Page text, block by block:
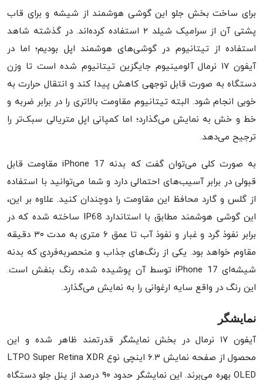
برای ساخت بخش جلو این گوشی هوشمند از شیشه و برای قاب
پشتی آن از سرامیک شیلد ۲ استفاده کرده‌اند‌. در گذشته شاهد
استفاده از تیتانیوم در گوشی‌های هوشمند اپل بودیم؛ اما در
آیفون ۱۷ نرمال آلومینیوم جایگزین تیتانیوم شده است تا وزن
دستگاه به صورت قابل توجهی کاهش پیدا کند و انتقال حرارت به
خوبی انجام شود. البته تیتانیوم مقاومت بالاتری را در برابر ضربه و
خط و خش به نمایش می‌گذارد؛ اما کمپانی اپل متریالی سبک‌تر را
ترجیح می‌دهد.
به صورت کلی می‌توان گفت که بدنه iPhone 17 مقاومت قابل
قبولی در برابر آسیب‌های احتمالی دارد و شما می‌توانید با استفاده
از گلس و گارد محافظ این مقاومت را دوچندان کنید. علاوه بر این،
این گوشی هوشمند مطابق با استاندارد IP68 ساخته شده که در
برابر نفوذ گرد و غبار و نفوذ آب تا عمق ۶ متری به مدت ۳۰ دقیقه
مقاوم خواهد بود. یکی از رنگ‌های جذاب و منحصر‌به‌فردی که بدنه
شیشه‌ای iPhone 17 توسط آن پوشیده شده، رنگ بنفش است.
این رنگ در واقع سایه ارغوانی را به نمایش می‌گذارد.
نمایشگر
آیفون ۱۷ نرمال در بخش نمایشگر قدرتمند ظاهر شده و این
محصول از صفحه نمایش ۶.۳ اینچی نوع LTPO Super Retina XDR
OLED بهره می‌برند. این نمایشگر حدود ۹۰ درصد از پنل جلو دستگاه